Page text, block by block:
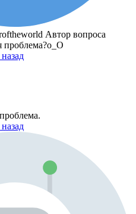
Автор вопроса
проблема?о_О